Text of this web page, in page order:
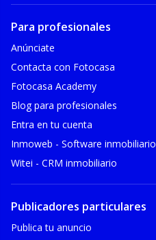
Para profesionales
Anúnciate
Contacta con Fotocasa
Fotocasa Academy
Blog para profesionales
Entra en tu cuenta
Inmoweb - Software inmobiliario
Witei - CRM inmobiliario
Publicadores particulares
Publica tu anuncio